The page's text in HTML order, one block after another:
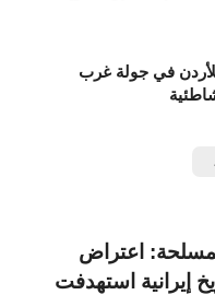
في جولة غرب
اعتراض
صواريخ إيرانية استهدفت